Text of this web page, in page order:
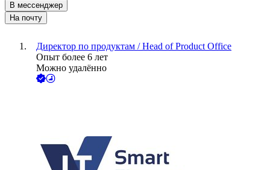
В мессенджер
На почту
Директор по продуктам / Head of Product Office
Опыт более 6 лет
Можно удалённо